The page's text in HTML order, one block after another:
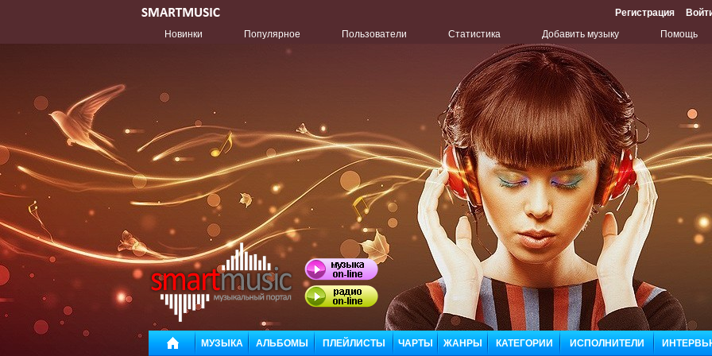
Регистрация
Новинки
Популярное Пользователи Статистика Добавить музыку Помощь
МУЗЫКА АЛЬБОМЫ ПЛЕЙЛИСТЫ ЧАРТЫ ЖАНРЫ КАТЕГОРИИ ИСПОЛНИТЕЛИ